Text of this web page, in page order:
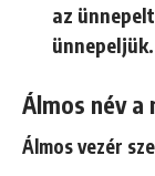
az
ünnepeljük.
Álmos név a
Álmos vezér